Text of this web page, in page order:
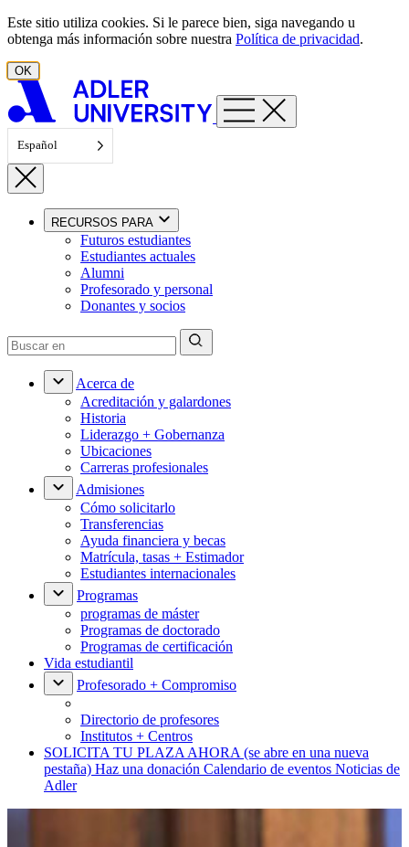
Ir al contenido
Este sitio utiliza cookies. Si le parece bien, siga navegando u
obtenga más información sobre nuestra Política de privacidad.
OK
Español
RECURSOS PARA
Futuros estudiantes
Estudiantes actuales
Alumni
Profesorado y personal
Donantes y socios
Acerca de
Acreditación y galardones
Historia
Liderazgo + Gobernanza
Ubicaciones
Carreras profesionales
Admisiones
Cómo solicitarlo
Transferencias
Ayuda financiera y becas
Matrícula, tasas + Estimador
Estudiantes internacionales
Programas
programas de máster
Programas de doctorado
Programas de certificación
Vida estudiantil
Profesorado + Compromiso
Directorio de profesores
Institutos + Centros
SOLICITA TU PLAZA AHORA (se abre en una nueva
pestaña) Haz una donación Calendario de eventos Noticias de
Adler